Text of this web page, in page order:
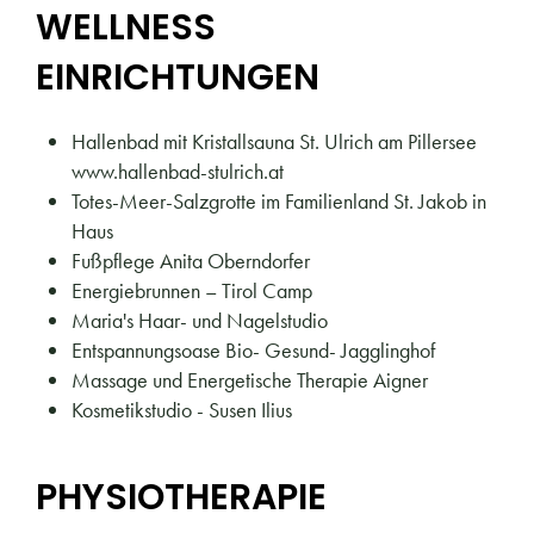
WELLNESS
EINRICHTUNGEN
Hallenbad mit Kristallsauna St. Ulrich am Pillersee
www.hallenbad-stulrich.at
Totes-Meer-Salzgrotte im Familienland St. Jakob in
Haus
Fußpflege Anita Oberndorfer
Energiebrunnen – Tirol Camp
Maria's Haar- und Nagelstudio
Entspannungsoase Bio- Gesund- Jagglinghof
Massage und Energetische Therapie Aigner
Kosmetikstudio - Susen Ilius
PHYSIOTHERAPIE